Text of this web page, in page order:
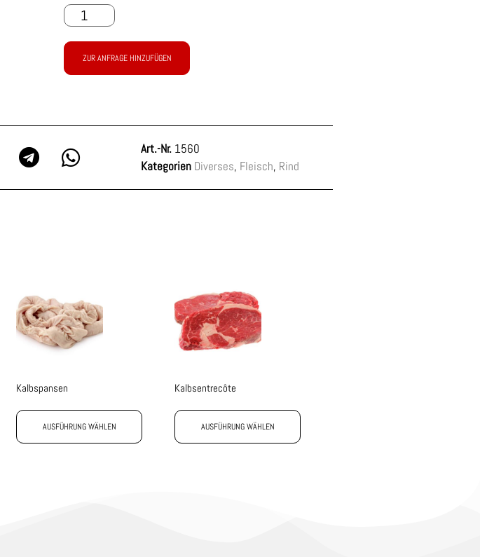
ZUR ANFRAGE HINZUFÜGEN
Art.-Nr. 1560
Kategorien Diverses, Fleisch, Rind
Kalbspansen
AUSFÜHRUNG WÄHLEN
Kalbsentrecôte
AUSFÜHRUNG WÄHLEN